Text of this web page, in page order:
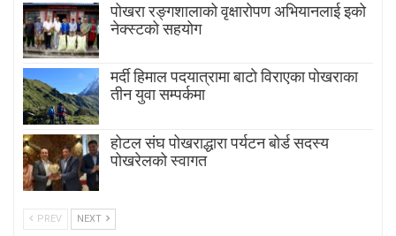
पोखरा रङ्गशालाको वृक्षारोपण अभियानलाई इको
नेक्स्टको सहयोग
मर्दी हिमाल पदयात्रामा बाटाे विराएका पाेखराका
तीन युवा सम्पर्कमा
होटल संघ पोखराद्धारा पर्यटन बोर्ड सदस्य
पोखरेलको स्वागत
PREV NEXT